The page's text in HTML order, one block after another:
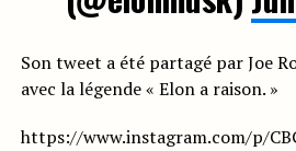
Son tweet a été partagé par Joe
avec la légende « Elon a raison. »
https://www.instagram.com/p/